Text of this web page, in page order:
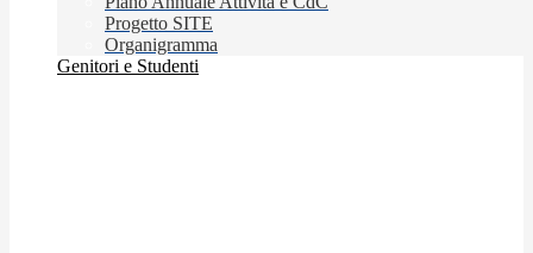
Progetto SITE
Organigramma
Genitori e Studenti